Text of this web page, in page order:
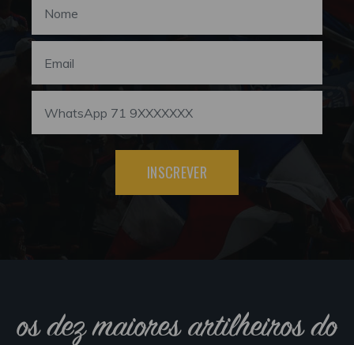
INSCREVER
os dez maiores artilheiros do